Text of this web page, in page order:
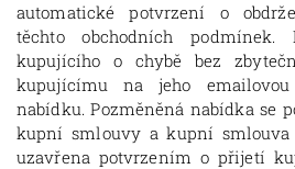
automatické potvrzení o
těchto obchodních podmínek.
kupujícího o chybě bez
kupujícímu na jeho emailovou
nabídku. Pozměněná nabídka se
kupní smlouvy a kupní
uzavřena potvrzením o přijetí